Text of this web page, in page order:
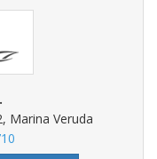
Marina Veruda